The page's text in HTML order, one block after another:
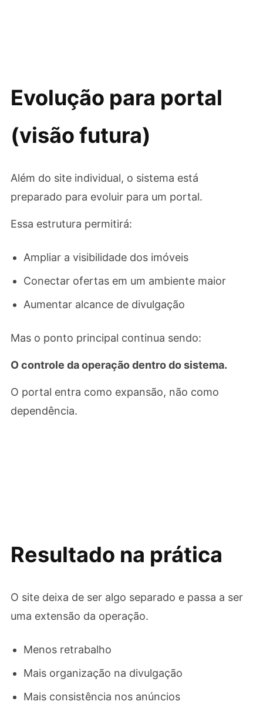
Evolução para portal
(visão futura)
Além do site individual, o sistema está
preparado para evoluir para um portal.
Essa estrutura permitirá:
Ampliar a visibilidade dos imóveis
Conectar ofertas em um ambiente maior
Aumentar alcance de divulgação
Mas o ponto principal continua sendo:
O controle da operação dentro do sistema.
O portal entra como expansão, não como
dependência.
Resultado na prática
O site deixa de ser algo separado e passa a ser
uma extensão da operação.
Menos retrabalho
Mais organização na divulgação
Mais consistência nos anúncios